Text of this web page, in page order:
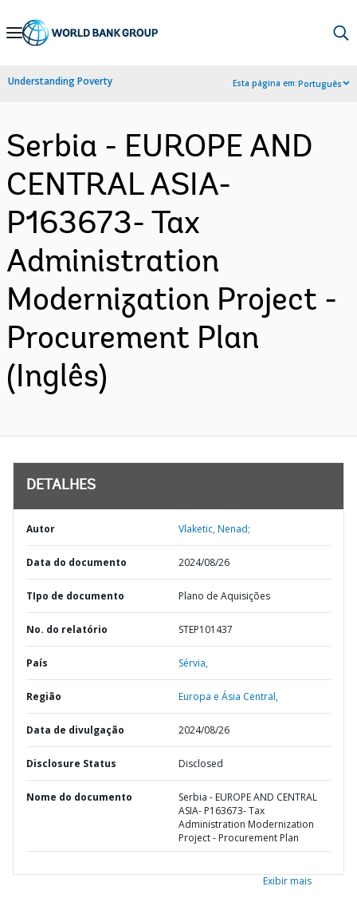
Skip
Navigation
Understanding Poverty Esta página em:Português
Serbia - EUROPE AND
CENTRAL ASIA-
P163673- Tax
Administration
Modernization Project -
Procurement Plan
(Inglês)
DETALHES
Autor Vlaketic, Nenad;
Data do documento 2024/08/26
TIpo de documento Plano de Aquisições
No. do relatório STEP101437
País Sérvia,
Região Europa e Ásia Central,
Data de divulgação 2024/08/26
Disclosure Status Disclosed
Nome do documento
Serbia - EUROPE AND CENTRAL
ASIA- P163673- Tax
Administration Modernization
Project - Procurement Plan
Exibir mais